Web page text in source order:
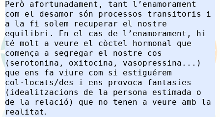
Però afortunadament, tant l’enamorament
com el desamor són processos transitoris i
a la fi solem recuperar el nostre
equilibri. En el cas de l’enamorament, hi
té molt a veure el còctel hormonal que
comença a segregar el nostre cos
(serotonina, oxitocina, vasopressina...)
que ens fa viure com si estiguérem
col·locats/des i ens provoca fantasies
(idealitzacions de la persona estimada o
de la relació) que no tenen a veure amb la
realitat.